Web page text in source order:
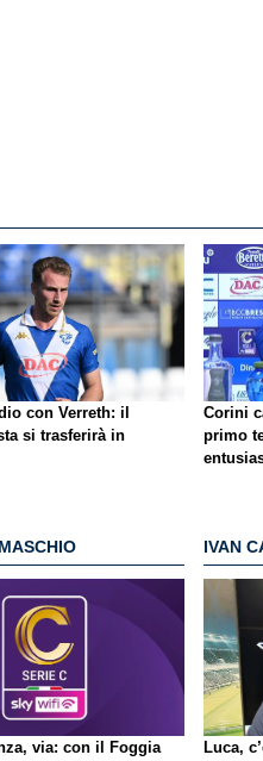
con Verreth: il
si trasferirà in
Corini
primo
via: con il Foggia
IVAN
Luca,